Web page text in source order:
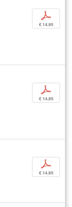
p
€ 14,95
p
€ 14,95
p
€ 14,95